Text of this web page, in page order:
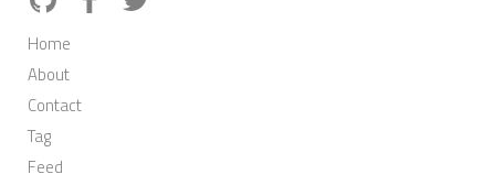
Home
About
Contact
Tag
Feed